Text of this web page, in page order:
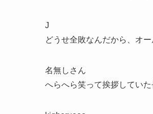
J
どうせ全敗なんだから、オ
名無しさん
へらへら笑って挨拶してい